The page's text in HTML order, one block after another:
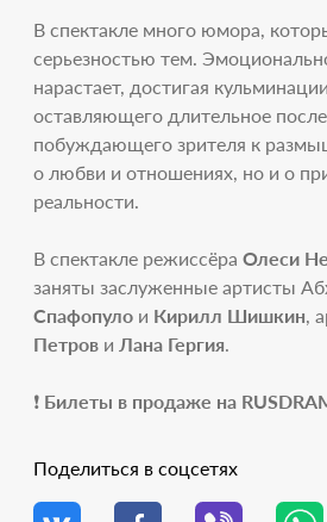
В спектакле много юмора,
серьезностью тем.
нарастает, достигая
оставляющего длительное
побуждающего зрителя к
о любви и отношениях, но и о
реальности.
В спектакле режиссёра Олеси
заняты заслуженные артисты
Спафопуло и Кирилл Шишкин,
Петров и Лана Гергия.
❗️Билеты в продаже на
Поделиться в соцсетях